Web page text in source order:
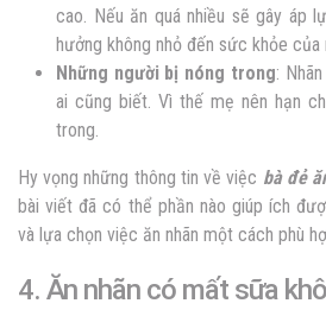
cao. Nếu ăn quá nhiều sẽ gây áp
hưởng không nhỏ đến sức khỏe của
Những người bị nóng trong:
ai cũng biết. Vì thế mẹ nên hạn
trong.
Hy vọng những thông tin về việc bà đẻ
bài viết đã có thể phần nào giúp ích
và lựa chọn việc ăn nhãn một cách phù
4. Ăn nhãn có mất sữa